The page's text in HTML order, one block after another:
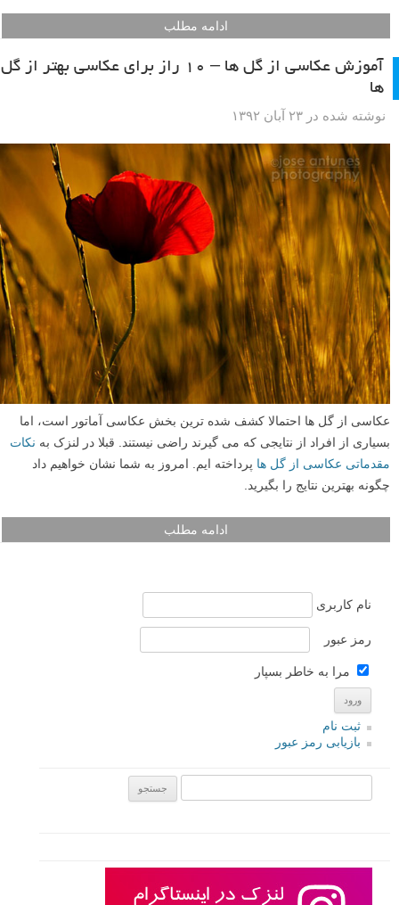
ادامه مطلب
آموزش عکاسی از گل ها – ۱۰ راز برای عکاسی بهتر از گل
ها
نوشته شده در ۲۳ آبان ۱۳۹۲
عکاسی از گل ها احتمالا کشف شده ترین بخش عکاسی آماتور است، اما
بسیاری از افراد از نتایجی که می گیرند راضی نیستند. قبلا در لنزک به نکات
مقدماتی عکاسی از گل ها پرداخته ایم. امروز به شما نشان خواهیم داد
چگونه بهترین نتایج را بگیرید.
ادامه مطلب
نام کاربری
رمز عبور
مرا به خاطر بسپار
ثبت نام
بازیابی رمز عبور